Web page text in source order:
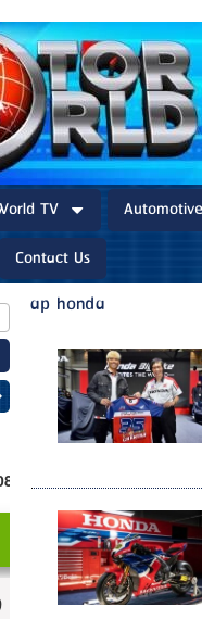
TV
Contact Us
ap honda